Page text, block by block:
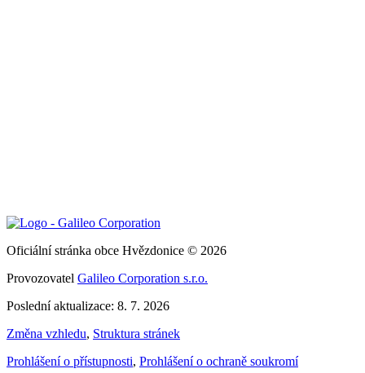
Oficiální stránka obce Hvězdonice © 2026
Provozovatel Galileo Corporation s.r.o.
Poslední aktualizace: 8. 7. 2026
Změna vzhledu, Struktura stránek
Prohlášení o přístupnosti, Prohlášení o ochraně soukromí